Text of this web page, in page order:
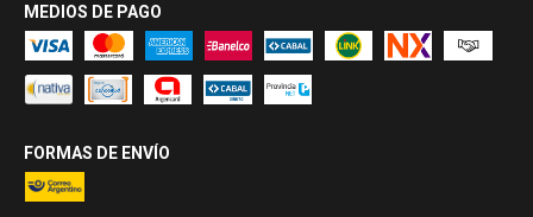
MEDIOS DE PAGO
FORMAS DE ENVÍO